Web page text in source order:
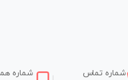
شماره تماس
شماره